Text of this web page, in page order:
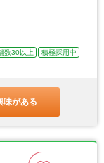
数30以上
積極採用中
味がある